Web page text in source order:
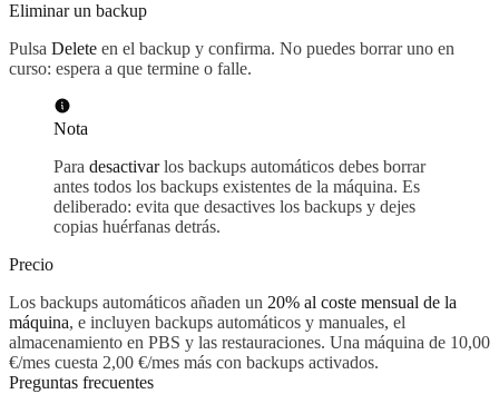
Eliminar un backup
Pulsa Delete en el backup y confirma. No puedes borrar uno en
curso: espera a que termine o falle.
Nota
Para desactivarlos backups automáticos debes borrar
antes todos los backups existentes de la máquina. Es
deliberado: evita que desactives los backups y dejes
copias huérfanas detrás.
Precio
Los backups automáticos añaden un 20% al coste mensual de la
máquina, e incluyen backups automáticos y manuales, el
almacenamiento en PBS y las restauraciones. Una máquina de 10,00
€/mes cuesta 2,00 €/mes más con backups activados.
Preguntas frecuentes